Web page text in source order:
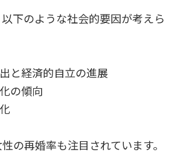
下のような社会的要因が考えら
と経済的自立の進展
の傾向
の再婚率も注目されています。